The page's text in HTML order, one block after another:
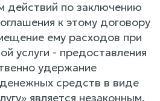
действий по заключению
к этому договору
ему расходов при
услуги - предоставления
удержание
средств в виде
является незаконным,